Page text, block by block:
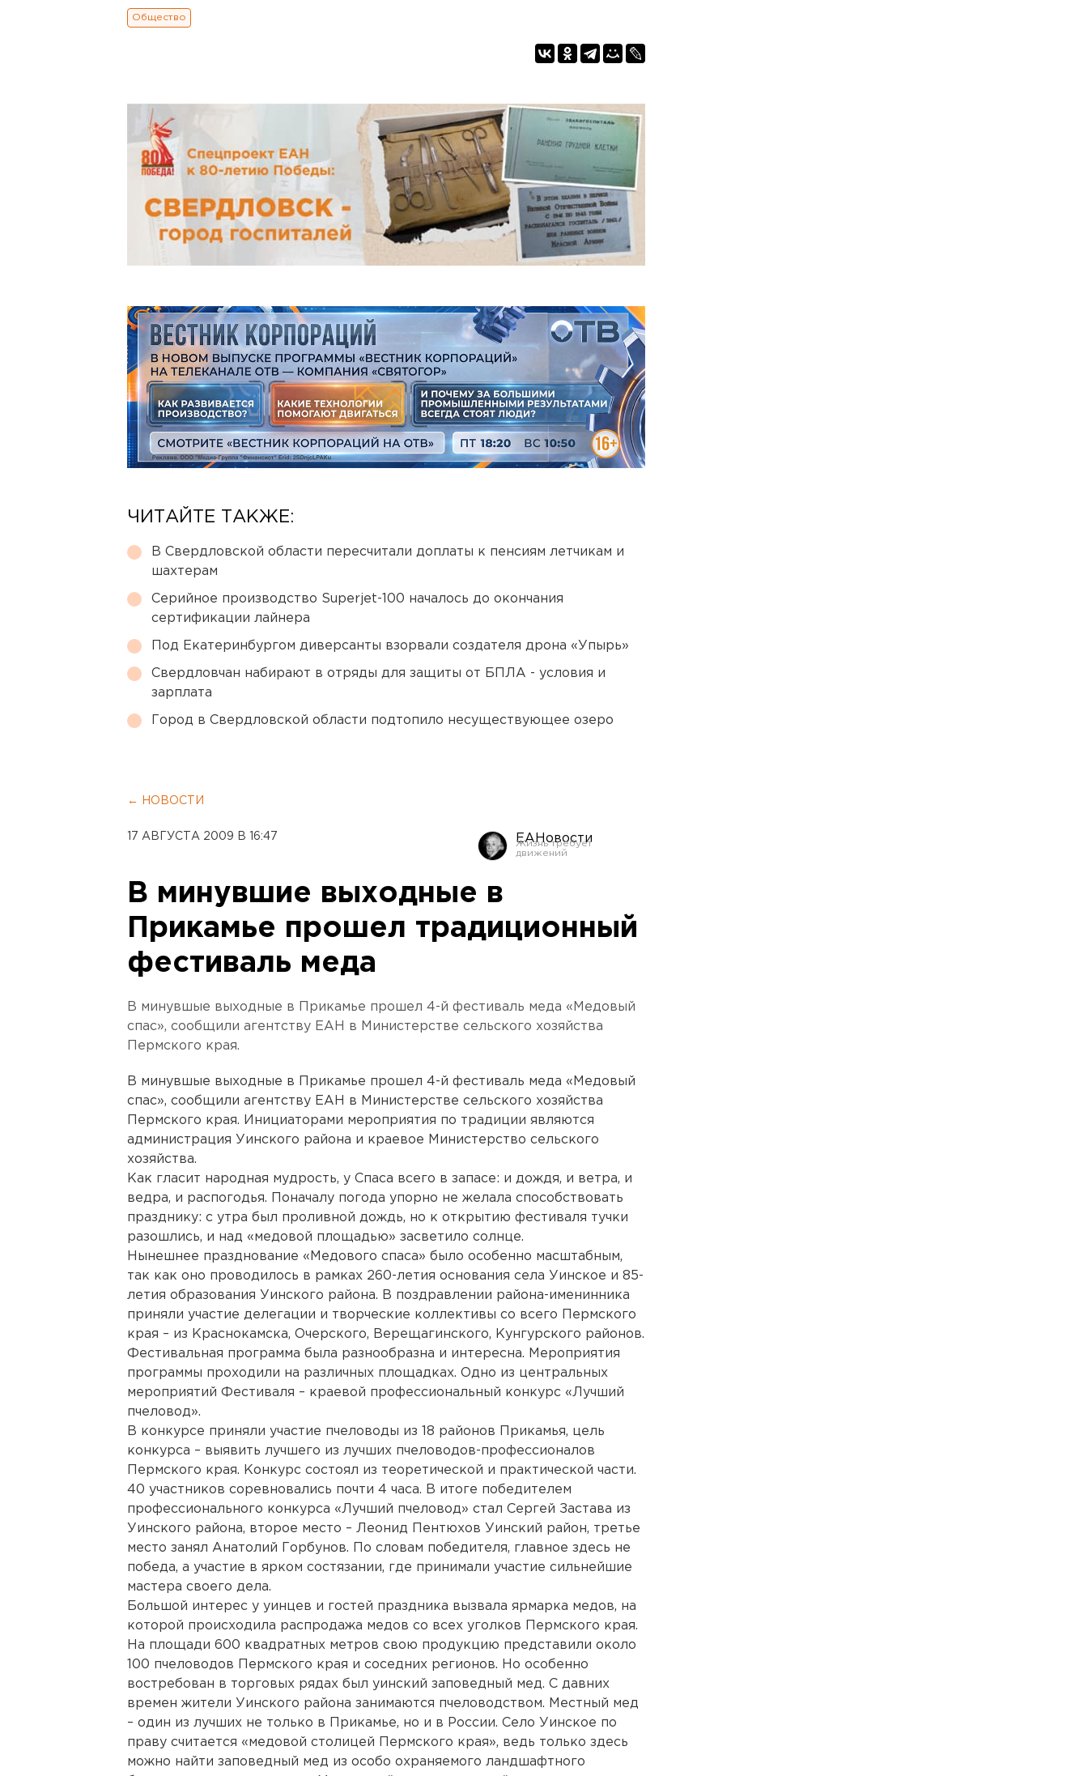
Общество
ЧИТАЙТЕ ТАКЖЕ:
В Свердловской области пересчитали доплаты к пенсиям летчикам и
шахтерам
Серийное производство Superjet-100 началось до окончания
сертификации лайнера
Под Екатеринбургом диверсанты взорвали создателя дрона «Упырь»
Свердловчан набирают в отряды для защиты от БПЛА - условия и
зарплата
Город в Свердловской области подтопило несуществующее озеро
← НОВОСТИ
17 АВГУСТА 2009 В 16:47 ЕАНовости
В минувшие выходные в
Прикамье прошел традиционный
фестиваль меда
В минувшые выходные в Прикамье прошел 4-й фестиваль меда «Медовый
спас», сообщили агентству ЕАН в Министерстве сельского хозяйства
Пермского края.
В минувшые выходные в Прикамье прошел 4-й фестиваль меда «Медовый
спас», сообщили агентству ЕАН в Министерстве сельского хозяйства
Пермского края. Инициаторами мероприятия по традиции являются
администрация Уинского района и краевое Министерство сельского
хозяйства.
Как гласит народная мудрость, у Спаса всего в запасе: и дождя, и ветра, и
ведра, и распогодья. Поначалу погода упорно не желала способствовать
празднику: с утра был проливной дождь, но к открытию фестиваля тучки
разошлись, и над «медовой площадью» засветило солнце.
Нынешнее празднование «Медового спаса» было особенно масштабным,
так как оно проводилось в рамках 260-летия основания села Уинское и 85-
летия образования Уинского района. В поздравлении района-именинника
приняли участие делегации и творческие коллективы со всего Пермского
края – из Краснокамска, Очерского, Верещагинского, Кунгурского районов.
Фестивальная программа была разнообразна и интересна. Мероприятия
программы проходили на различных площадках. Одно из центральных
мероприятий Фестиваля – краевой профессиональный конкурс «Лучший
пчеловод».
В конкурсе приняли участие пчеловоды из 18 районов Прикамья, цель
конкурса – выявить лучшего из лучших пчеловодов-профессионалов
Пермского края. Конкурс состоял из теоретической и практической части.
40 участников соревновались почти 4 часа. В итоге победителем
профессионального конкурса «Лучший пчеловод» стал Сергей Застава из
Уинского района, второе место – Леонид Пентюхов Уинский район, третье
место занял Анатолий Горбунов. По словам победителя, главное здесь не
победа, а участие в ярком состязании, где принимали участие сильнейшие
мастера своего дела.
Большой интерес у уинцев и гостей праздника вызвала ярмарка медов, на
которой происходила распродажа медов со всех уголков Пермского края.
На площади 600 квадратных метров свою продукцию представили около
100 пчеловодов Пермского края и соседних регионов. Но особенно
востребован в торговых рядах был уинский заповедный мед. С давних
времен жители Уинского района занимаются пчеловодством. Местный мед
– один из лучших не только в Прикамье, но и в России. Село Уинское по
праву считается «медовой столицей Пермского края», ведь только здесь
можно найти заповедный мед из особо охраняемого ландшафтного